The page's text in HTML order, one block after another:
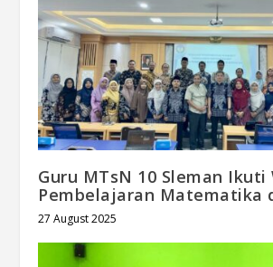
Guru MTsN 10 Sleman Ikuti
Pembelajaran Matematika
27 August 2025